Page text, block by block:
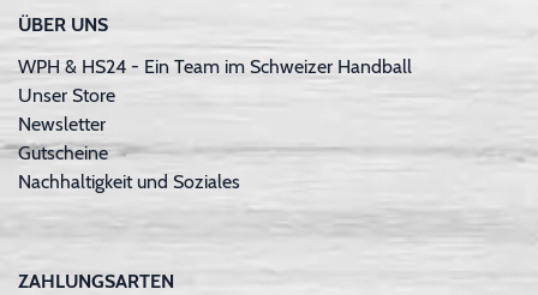
ÜBER UNS
WPH & HS24 - Ein Team im Schweizer Handball
Unser Store
Newsletter
Gutscheine
Nachhaltigkeit und Soziales
ZAHLUNGSARTEN